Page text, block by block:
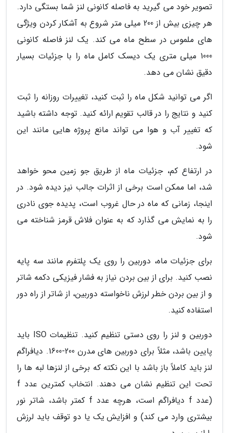
تصویر خود می گیرید به فاصله کانونی لنز شما بستگی دارد.
هر چیزی بیش از 200 میلی متر شروع به آشکار کردن ویژگی
های ملموس در سطح ماه می کند. یک لنز فاصله کانونی
1000 میلی متری یک دیسک کامل ماه را با جزئیات بسیار
دقیق نشان می دهد.
اگر می توانید شکل ماه را ثبت کنید، تغییرات روزانه را ثبت
کنید و نتایج را در قالب تقویم ارائه کنید. توجه داشته باشید
که تغییر آب و هوا می تواند مانع پروژه هایی مانند این
شود.
در ارتفاع کم، جزئیات ماه از طریق جو زمین محو خواهد
شد، اما ممکن است برخی از اثرات جالب نیز دیده شود. در
اینجا، زمانی که ماه در حال غروب است، پدیده جوی نادری
را به نمایش می گذارد که به عنوان فلاش قرمز شناخته می
شود.
برای جزئیات ماه، دوربین را روی یک پلتفرم مانند سه پایه
نصب کنید. برای از بین بردن نیاز به فشار فیزیکی دکمه شاتر
و از بین بردن خطر لرزش ناخواسته دوربین، از شاتر از راه دور
استفاده کنید.
دوربین و لنز را روی دستی تنظیم کنید. تنظیمات ISO باید
پایین باشد، مثلاً برای دوربین های مدرن 200-1600. دیافراگم
لنز باید کاملاً باز باشد با این نکته که برخی از لنزها لبه ها را
تحت این تنظیم نشان می دهند. انتخاب کمترین عدد f
(عدد f دیافراگم است، هرچه عدد f کمتر باشد، شاتر نور
بیشتری وارد می کند) و افزایش یک یا دو توقف باید لرزش